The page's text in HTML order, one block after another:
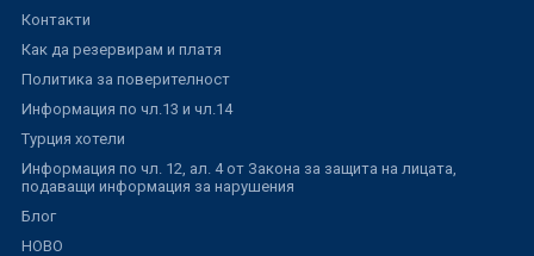
Контакти
Как да резервирам и платя
Политика за поверителност
Информация по чл.13 и чл.14
Турция хотели
Информация по чл. 12, ал. 4 от Закона за защита на лицата,
подаващи информация за нарушения
Блог
НОВО